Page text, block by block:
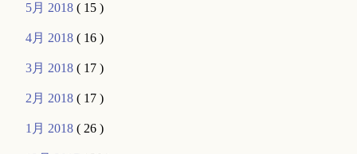
5月 2018( 15 )
4月 2018( 16 )
3月 2018( 17 )
2月 2018( 17 )
1月 2018( 26 )